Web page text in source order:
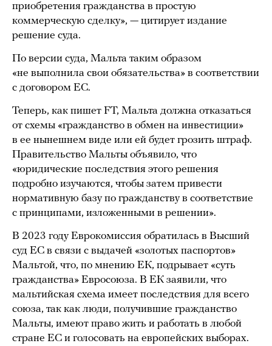
приобретения гражданства в простую
коммерческую сделку», — цитирует издание
решение суда.
По версии суда, Мальта таким образом
«не выполнила свои обязательства» в соответствии
с договором ЕС.
Теперь, как пишет FT, Мальта должна отказаться
от схемы «гражданство в обмен на инвестиции»
в ее нынешнем виде или ей будет грозить штраф.
Правительство Мальты объявило, что
«юридические последствия этого решения
подробно изучаются, чтобы затем привести
нормативную базу по гражданству в соответствие
с принципами, изложенными в решении».
В 2023 году Еврокомиссия обратилась в Высший
суд ЕС в связи с выдачей «золотых паспортов»
Мальтой, что, по мнению ЕК, подрывает «суть
гражданства» Евросоюза. В ЕК заявили, что
мальтийская схема имеет последствия для всего
союза, так как люди, получившие гражданство
Мальты, имеют право жить и работать в любой
стране ЕС и голосовать на европейских выборах.